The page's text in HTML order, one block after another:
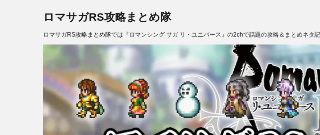
ロマサガRS攻略まとめ隊
ロマサガRS攻略まとめ隊では『ロマンシング サガ リ・ユニバース』の2chで話題の攻略＆まとめネ